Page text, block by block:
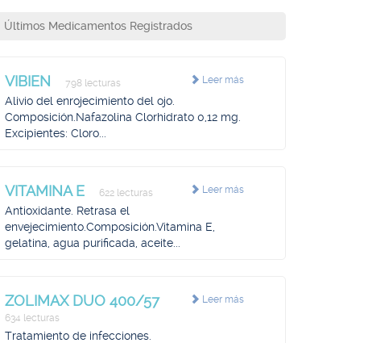
Últimos Medicamentos Registrados
Leer más
VIBIEN 798 lecturas
Alivio del enrojecimiento del ojo.
Composición.Nafazolina Clorhidrato 0,12 mg.
Excipientes: Cloro...
Leer más
VITAMINA E 622 lecturas
Antioxidante. Retrasa el
envejecimiento.Composición.Vitamina E,
gelatina, agua purificada, aceite...
Leer más
ZOLIMAX DUO 400/57
634 lecturas
Tratamiento de infecciones.